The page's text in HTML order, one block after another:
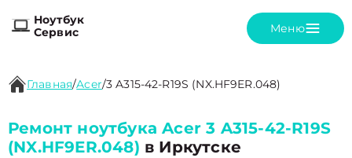
Ноутбук
Сервис
Меню
Главная/Acer/3 A315-42-R19S (NX.HF9ER.048)
Ремонт ноутбука Acer 3 A315-42-R19S
(NX.HF9ER.048) в Иркутске